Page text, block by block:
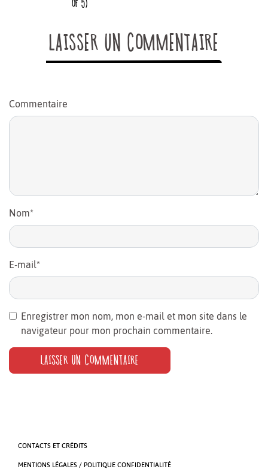
OF 5)
LAISSER UN COMMENTAIRE
Commentaire
Nom*
E-mail*
Enregistrer mon nom, mon e-mail et mon site dans le
navigateur pour mon prochain commentaire.
CONTACTS ET CRÉDITS
MENTIONS LÉGALES / POLITIQUE CONFIDENTIALITÉ